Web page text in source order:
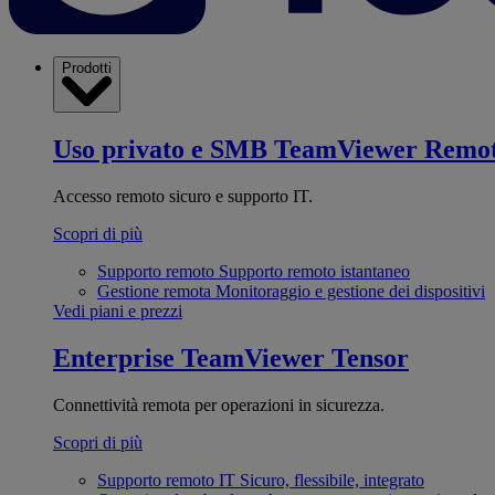
Prodotti
Uso privato e SMB TeamViewer
Accesso remoto sicuro e supporto IT.
Scopri di più
Supporto remoto Supporto remoto istantaneo
Gestione remota Monitoraggio e gestione dei dispositivi
Vedi piani e prezzi
Enterprise TeamViewer Tensor
Connettività remota per operazioni in sicurezza.
Scopri di più
Supporto remoto IT Sicuro, flessibile, integrato